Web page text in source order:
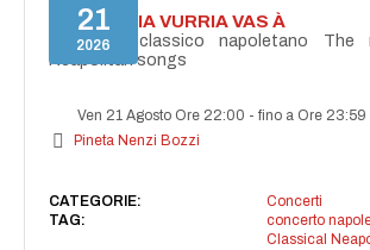
21
2026
I'TE VURRIA VURRIA VAS À
Concerto classico napoletano The
Neapolitan songs
Ven 21 Agosto Ore 22:00 -fino a Ore 23:59
Pineta Nenzi Bozzi
CATEGORIE:
Concerti
TAG:
concerto
Classical